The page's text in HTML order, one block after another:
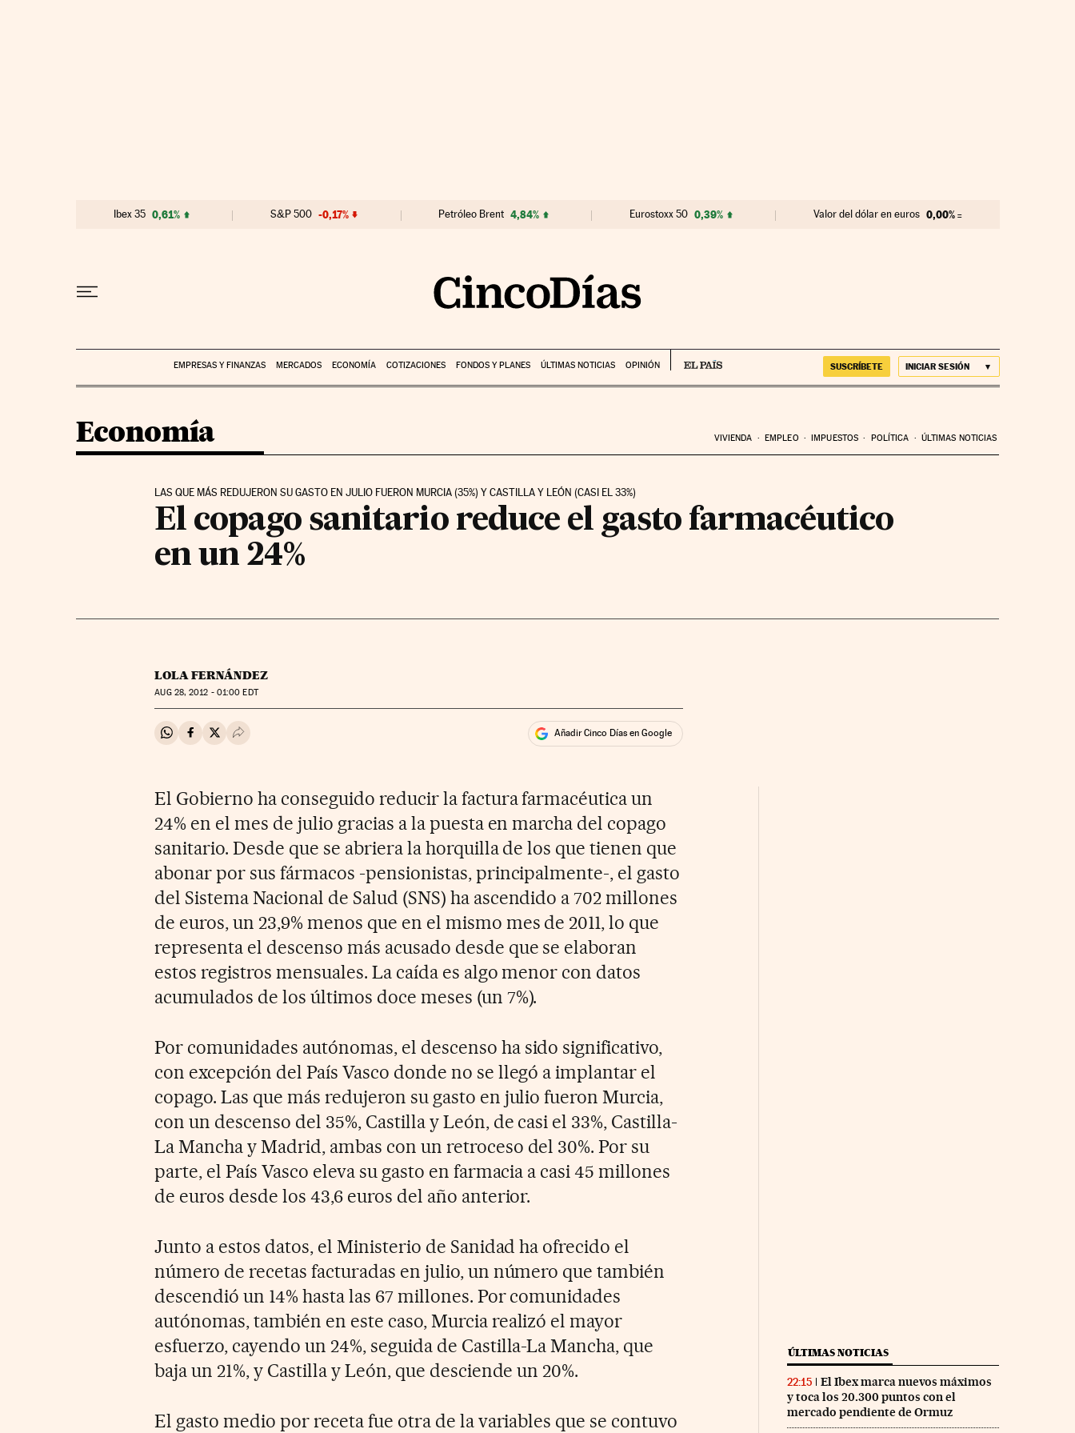
Ibex 35 0,61% S&P 500 -0,17% Petróleo Brent 4,84% Eurostoxx 50 0,39% Valor del dólar en euros 0,00%
EMPRESAS Y FINANZAS MERCADOS ECONOMÍA COTIZACIONES FONDOS Y PLANES ÚLTIMAS NOTICIAS OPINIÓN SUSCRÍBETE INICIAR SESIÓN
Economía VIVIENDA EMPLEO IMPUESTOS POLÍTICA ÚLTIMAS NOTICIAS
LAS QUE MÁS REDUJERON SU GASTO EN JULIO FUERON MURCIA (35%) Y CASTILLA Y LEÓN (CASI EL 33%)
El copago sanitario reduce el gasto farmacéutico
en un 24%
LOLA FERNÁNDEZ
AUG28, 2012 - 01:00 EDT
Compartir en Whatsapp
Compartir en Facebook
Compartir en Twitter
Desplegar Redes Sociales Añadir Cinco Días en Google
El Gobierno ha conseguido reducir la factura farmacéutica un
24% en el mes de julio gracias a la puesta en marcha del copago
sanitario. Desde que se abriera la horquilla de los que tienen que
abonar por sus fármacos -pensionistas, principalmente-, el gasto
del Sistema Nacional de Salud (SNS) ha ascendido a 702 millones
de euros, un 23,9% menos que en el mismo mes de 2011, lo que
representa el descenso más acusado desde que se elaboran
estos registros mensuales. La caída es algo menor con datos
acumulados de los últimos doce meses (un 7%).
Por comunidades autónomas, el descenso ha sido significativo,
con excepción del País Vasco donde no se llegó a implantar el
copago. Las que más redujeron su gasto en julio fueron Murcia,
con un descenso del 35%, Castilla y León, de casi el 33%, Castilla-
La Mancha y Madrid, ambas con un retroceso del 30%. Por su
parte, el País Vasco eleva su gasto en farmacia a casi 45 millones
de euros desde los 43,6 euros del año anterior.
Junto a estos datos, el Ministerio de Sanidad ha ofrecido el
número de recetas facturadas en julio, un número que también
descendió un 14% hasta las 67 millones. Por comunidades
autónomas, también en este caso, Murcia realizó el mayor
esfuerzo, cayendo un 24%, seguida de Castilla-La Mancha, que
baja un 21%, y Castilla y León, que desciende un 20%.
El gasto medio por receta fue otra de la variables que se contuvo
ÚLTIMAS NOTICIAS
22:15
El Ibex marca nuevos máximos
y toca los 20.300 puntos con el
mercado pendiente de Ormuz